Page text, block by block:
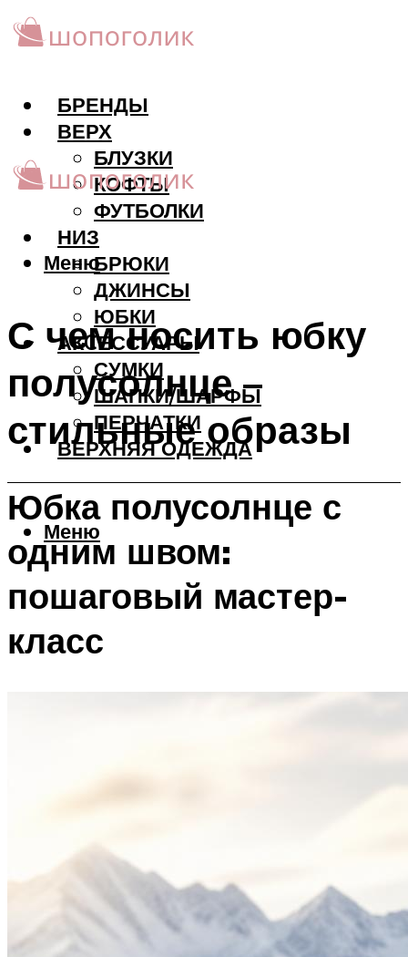
БРЕНДЫ
ВЕРХ
БЛУЗКИ
КОФТЫ
ФУТБОЛКИ
НИЗ
БРЮКИ
ДЖИНСЫ
ЮБКИ
АКCЕССУАРЫ
СУМКИ
ШАПКИ/ШАРФЫ
ПЕРЧАТКИ
ВЕРХНЯЯ ОДЕЖДА
Меню
Меню
С чем носить юбку
полусолнце –
стильные образы
Юбка полусолнце с
одним швом:
пошаговый мастер-
класс